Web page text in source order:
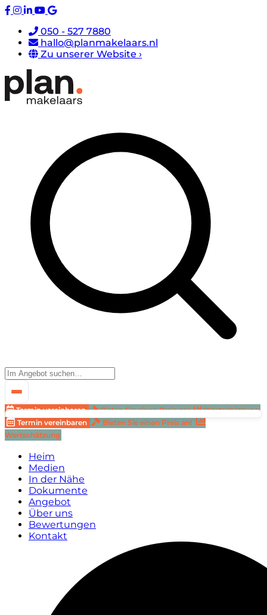
050 - 527 7880
hallo@planmakelaars.nl
Zu unserer Website ›
Termin vereinbaren Bieten Sie einen Preis an!
Wertschätzung
Termin vereinbaren
Bieten Sie einen Preis an!
Wertschätzung
Heim
Medien
In der Nähe
Dokumente
Angebot
Über uns
Bewertungen
Kontakt